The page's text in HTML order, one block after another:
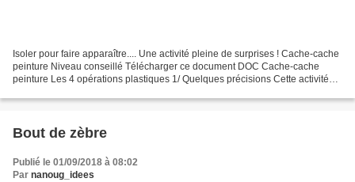
Isoler pour faire apparaître.... Une activité pleine de surprises ! Cache-cache
peinture Niveau conseillé Télécharger ce document DOC Cache-cache
peinture Les 4 opérations plastiques 1/ Quelques précisions Cette activité
Bout de zèbre
Publié le 01/09/2018 à 08:02
Par nanoug_idees